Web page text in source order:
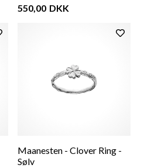
550,00 DKK
Maanesten - Clover Ring -
Sølv